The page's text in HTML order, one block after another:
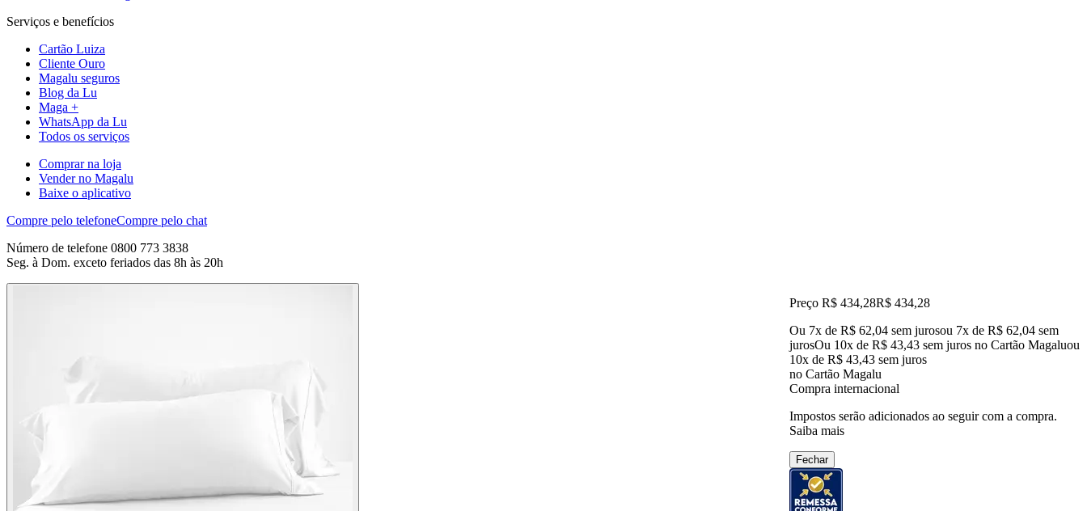
Serviços e benefícios
Cartão Luiza
Cliente Ouro
Magalu seguros
Blog da Lu
Maga +
WhatsApp da Lu
Todos os serviços
Comprar na loja
Vender no Magalu
Baixe o aplicativo
Compre pelo telefoneCompre pelo chat
Número de telefone 0800 773 3838
Seg. à Dom. exceto feriados das 8h às 20h
Preço R$ 434,28R$ 434,28
Ou 7x de R$ 62,04 sem jurosou 7x de R$ 62,04 sem
jurosOu 10x de R$ 43,43 sem juros no Cartão Magaluou
10x de R$ 43,43 sem juros
no Cartão Magalu
Compra internacional
Impostos serão adicionados ao seguir com a compra.
Saiba mais
Fechar